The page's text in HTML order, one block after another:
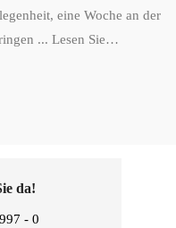
eine Woche an der
... Lesen Sie…
da!
- 0